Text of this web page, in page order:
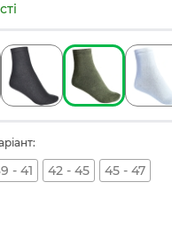
- 41 42 - 45 45 - 47